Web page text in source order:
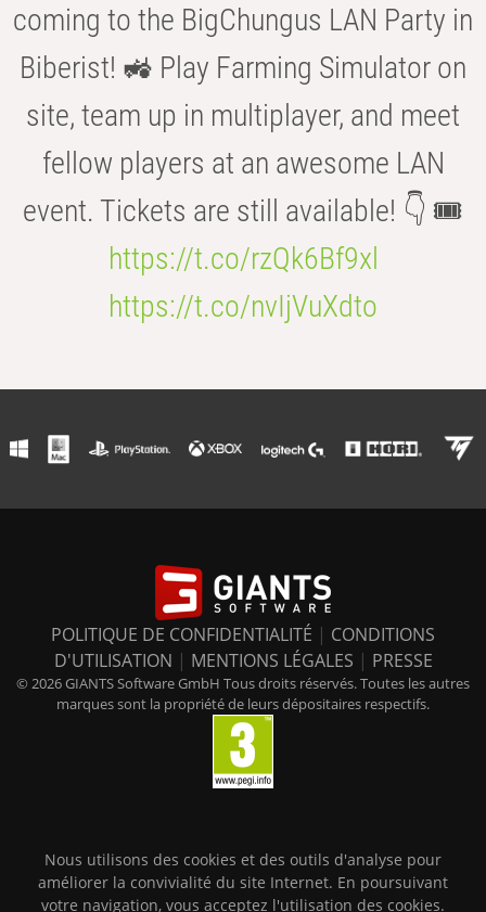
coming to the BigChungus LAN Party in
Biberist! 🚜 Play Farming Simulator on
site, team up in multiplayer, and meet
fellow players at an awesome LAN
event. Tickets are still available! 👇 🎟️
https://t.co/rzQk6Bf9xl
https://t.co/nvIjVuXdto
POLITIQUE DE CONFIDENTIALITÉ | CONDITIONS
D'UTILISATION | MENTIONS LÉGALES | PRESSE
© 2026 GIANTS Software GmbH Tous droits réservés. Toutes les autres
marques sont la propriété de leurs dépositaires respectifs.
Nous utilisons des cookies et des outils d'analyse pour
améliorer la convivialité du site Internet. En poursuivant
votre navigation, vous acceptez l'utilisation des cookies.